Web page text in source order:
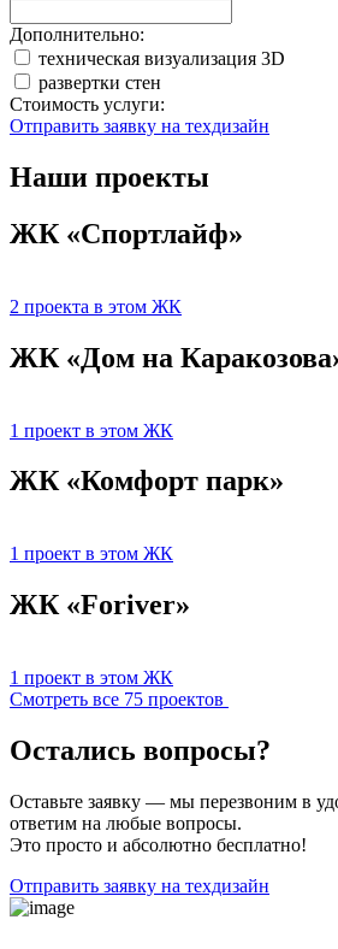
Дополнительно:
техническая визуализация 3D
развертки стен
Стоимость услуги:
Отправить заявку на техдизайн
Наши проекты
ЖК «Спортлайф»
2 проекта в этом ЖК
ЖК «Дом на
1 проект в этом ЖК
ЖК «Комфорт парк»
1 проект в этом ЖК
ЖК «Foriver»
1 проект в этом ЖК
Смотреть все 75 проектов
Остались вопросы?
Оставьте заявку — мы перезвоним в
ответим на любые вопросы.
Это просто и абсолютно бесплатно!
Отправить заявку на техдизайн